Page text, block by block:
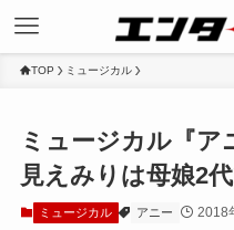
TOP ミュージカル
ミュージカル『ア
見えみりは母娘2
ミュージカル アニー 2018